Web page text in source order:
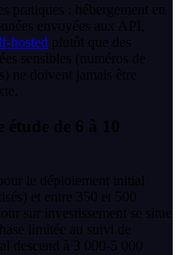
pratiques : hébergement en
envoyées aux API,
hosted plutôt que des
sensibles (numéros de
ne doivent jamais être
de 6 à 10
le déploiement initial
et entre 350 et 500
sur investissement se situe
limitée au suivi de
descend à 3 000-5 000